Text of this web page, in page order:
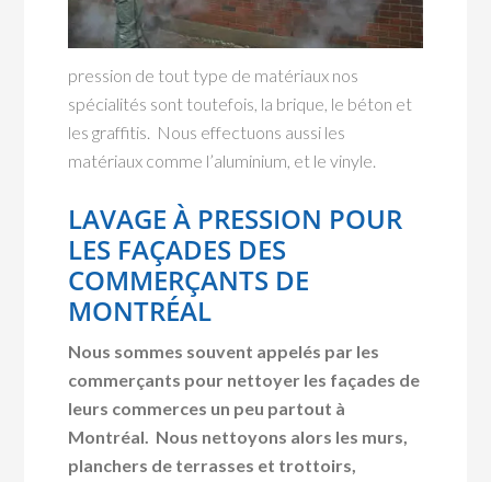
pression de tout type de matériaux nos
spécialités sont toutefois, la brique, le béton et
les graffitis. Nous effectuons aussi les
matériaux comme l’aluminium, et le vinyle.
LAVAGE À PRESSION POUR
LES FAÇADES DES
COMMERÇANTS DE
MONTRÉAL
Nous sommes souvent appelés par les
commerçants pour nettoyer les façades de
leurs commerces un peu partout à
Montréal. Nous nettoyons alors les murs,
planchers de terrasses et trottoirs,